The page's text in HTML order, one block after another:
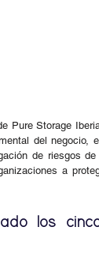
Pure Storage
del
de riesgos
a
los